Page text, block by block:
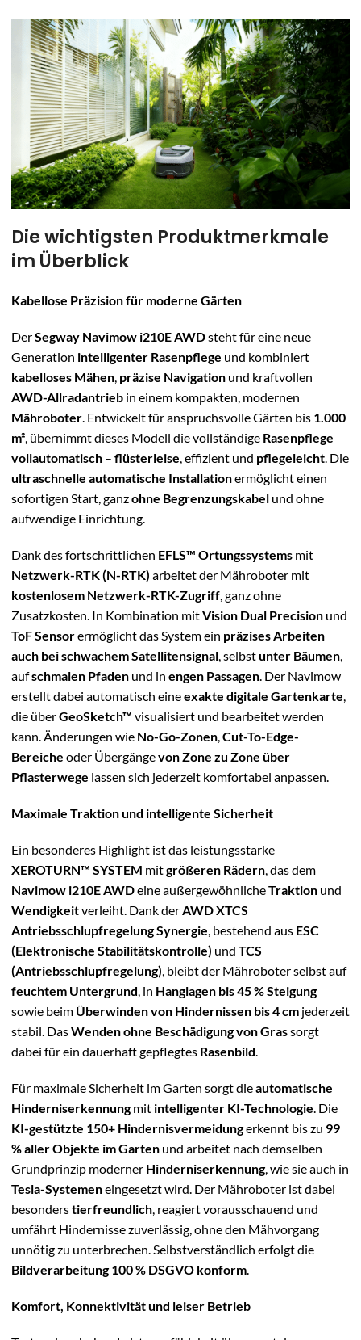
Die wichtigsten Produktmerkmale
im Überblick
Kabellose Präzision für moderne Gärten
DerSegway Navimow i210E AWDsteht für eine neue
Generation intelligenter Rasenpflege und kombiniert
kabelloses Mähen, präzise Navigation und kraftvollen
AWD-Allradantrieb in einem kompakten, modernen
Mähroboter. Entwickelt für anspruchsvolle Gärten bis 1.000
m², übernimmt dieses Modell die vollständige Rasenpflege
vollautomatisch – flüsterleise, effizient und pflegeleicht. Die
ultraschnelle automatische Installationermöglicht einen
sofortigen Start, ganzohne Begrenzungskabel und ohne
aufwendige Einrichtung.
Dank des fortschrittlichen EFLS™ Ortungssystems mit
Netzwerk-RTK (N-RTK) arbeitet der Mähroboter mit
kostenlosem Netzwerk-RTK-Zugriff, ganz ohne
Zusatzkosten. In Kombination mitVision Dual Precision und
ToF Sensorermöglicht das System ein präzises Arbeiten
auch bei schwachem Satellitensignal, selbstunter Bäumen,
aufschmalen Pfaden und in engen Passagen. Der Navimow
erstellt dabei automatisch eineexakte digitale Gartenkarte,
die überGeoSketch™ visualisiert und bearbeitet werden
kann. Änderungen wie No-Go-Zonen,Cut-To-Edge-
Bereiche oder Übergängevon Zone zu Zone über
Pflasterwege lassen sich jederzeit komfortabel anpassen.
Maximale Traktion und intelligente Sicherheit
Ein besonderes Highlight ist das leistungsstarke
XEROTURN™ SYSTEM mitgrößeren Rädern, das dem
Navimow i210E AWDeine außergewöhnlicheTraktion und
Wendigkeitverleiht. Dank derAWD XTCS
Antriebsschlupfregelung Synergie, bestehend aus ESC
(Elektronische Stabilitätskontrolle) und TCS
(Antriebsschlupfregelung), bleibt der Mähroboter selbst auf
feuchtem Untergrund, in Hanglagen bis 45 % Steigung
sowie beim Überwinden von Hindernissen bis 4 cm jederzeit
stabil. DasWenden ohne Beschädigung von Grassorgt
dabei für ein dauerhaft gepflegtes Rasenbild.
Für maximale Sicherheit im Garten sorgt dieautomatische
Hinderniserkennungmit intelligenter KI-Technologie. Die
KI-gestützte 150+ Hindernisvermeidungerkennt bis zu 99
% aller Objekte im Garten und arbeitet nach demselben
Grundprinzip moderner Hinderniserkennung, wie sie auch in
Tesla-Systemeneingesetzt wird. Der Mähroboter ist dabei
besonderstierfreundlich, reagiert vorausschauend und
umfährt Hindernisse zuverlässig, ohne den Mähvorgang
unnötig zu unterbrechen. Selbstverständlich erfolgt die
Bildverarbeitung 100 % DSGVO konform.
Komfort, Konnektivität und leiser Betrieb